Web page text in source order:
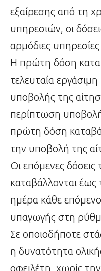
εξαίρεσης από τη
υπηρεσιών, οι
αρμόδιες
Η πρώτη δόση
τελευταία
υποβολής της
περίπτωση
πρώτη δόση
την υποβολή της
Οι επόμενες δόσεις
καταβάλλονται έως
ημέρα κάθε
υπαγωγής στη
Σε οποιοδήποτε
η δυνατότητα
οφειλέτη, χωρίς